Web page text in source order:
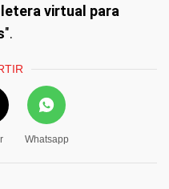
virtual para
".
Whatsapp